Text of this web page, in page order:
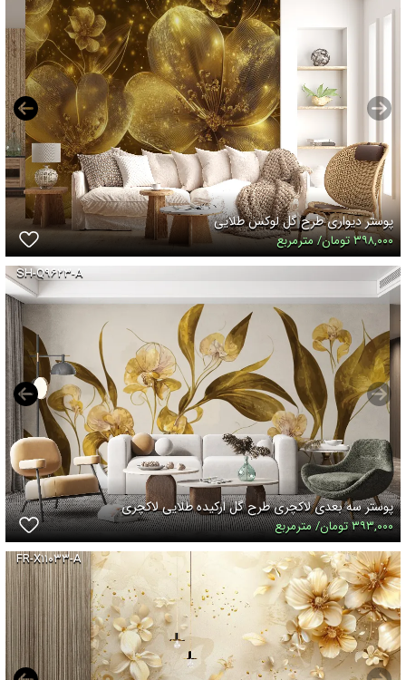
پوستر دیواری طرح گل لوکس طلایی
۳۹۸,۰۰۰ تومان/ مترمربع
SH-Q۹۶۲۳-A
پوستر سه بعدی لاکچری طرح گل ارکیده طلایی لاکچری
۳۹۳,۰۰۰ تومان/ مترمربع
FR-X۱۱۰۳۳-A